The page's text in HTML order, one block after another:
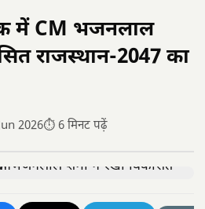
में CM भजनलाल
राजस्थान-2047 का
2026⏱️ 6 मिनट पढ़ें